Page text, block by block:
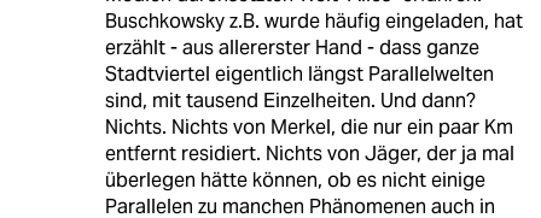
Buschkowsky z.B. wurde häufig eingeladen, hat
erzählt - aus allererster Hand - dass ganze
Stadtviertel eigentlich längst Parallelwelten
sind, mit tausend Einzelheiten. Und dann?
Nichts. Nichts von Merkel, die nur ein paar Km
entfernt residiert. Nichts von Jäger, der ja mal
überlegen hätte können, ob es nicht einige
Parallelen zu manchen Phänomenen auch in